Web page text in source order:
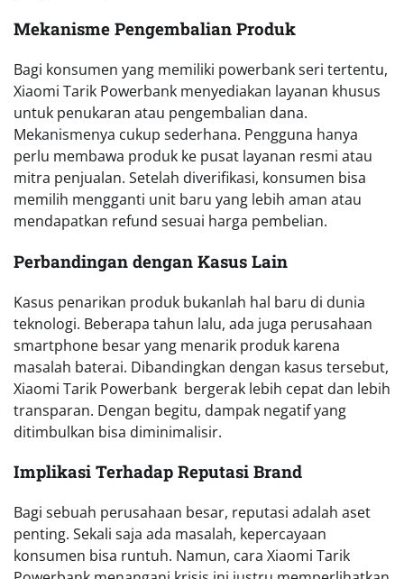
Mekanisme Pengembalian Produk
Bagi konsumen yang memiliki powerbank seri tertentu,
Xiaomi Tarik Powerbank menyediakan layanan khusus
untuk penukaran atau pengembalian dana.
Mekanismenya cukup sederhana. Pengguna hanya
perlu membawa produk ke pusat layanan resmi atau
mitra penjualan. Setelah diverifikasi, konsumen bisa
memilih mengganti unit baru yang lebih aman atau
mendapatkan refund sesuai harga pembelian.
Perbandingan dengan Kasus Lain
Kasus penarikan produk bukanlah hal baru di dunia
teknologi. Beberapa tahun lalu, ada juga perusahaan
smartphone besar yang menarik produk karena
masalah baterai. Dibandingkan dengan kasus tersebut,
Xiaomi Tarik Powerbank bergerak lebih cepat dan lebih
transparan. Dengan begitu, dampak negatif yang
ditimbulkan bisa diminimalisir.
Implikasi Terhadap Reputasi Brand
Bagi sebuah perusahaan besar, reputasi adalah aset
penting. Sekali saja ada masalah, kepercayaan
konsumen bisa runtuh. Namun, cara Xiaomi Tarik